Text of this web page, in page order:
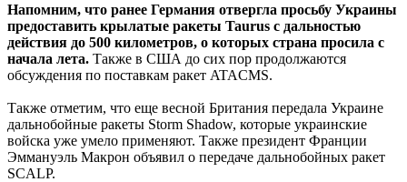
Напомним, что ранее Германия отвергла просьбу Украины
предоставить крылатые ракеты Taurus с дальностью
действия до 500 километров, о которых страна просила с
начала лета. Также в США до сих пор продолжаются
обсуждения по поставкам ракет ATACMS.
Также отметим, что еще весной Британия передала Украине
дальнобойные ракеты Storm Shadow, которые украинские
войска уже умело применяют. Также президент Франции
Эммануэль Макрон объявил о передаче дальнобойных ракет
SCALP.